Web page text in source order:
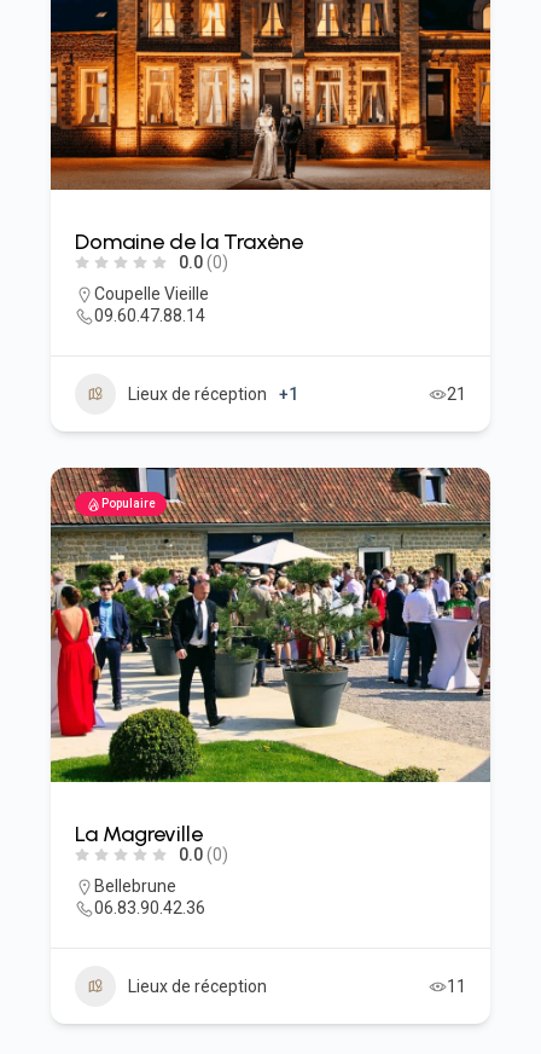
Domaine de la Traxène
0.0(0)
Coupelle Vieille
09.60.47.88.14
Lieux de réception +1 21
Populaire
La Magreville
0.0(0)
Bellebrune
06.83.90.42.36
Lieux de réception 11